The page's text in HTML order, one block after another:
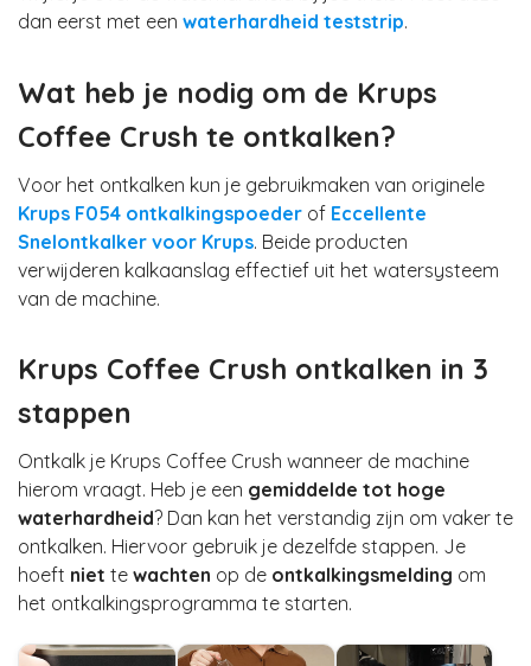
dan eerst met een waterhardheid teststrip.
Wat heb je nodig om de Krups
Coffee Crush te ontkalken?
Voor het ontkalken kun je gebruikmaken van originele
Krups F054 ontkalkingspoeder of Eccellente
Snelontkalker voor Krups. Beide producten
verwijderen kalkaanslag effectief uit het watersysteem
van de machine.
Krups Coffee Crush ontkalken in 3
stappen
Ontkalk je Krups Coffee Crush wanneer de machine
hierom vraagt. Heb je een gemiddelde tot hoge
waterhardheid? Dan kan het verstandig zijn om vaker te
ontkalken. Hiervoor gebruik je dezelfde stappen. Je
hoeft niet te wachten op de ontkalkingsmelding om
het ontkalkingsprogramma te starten.